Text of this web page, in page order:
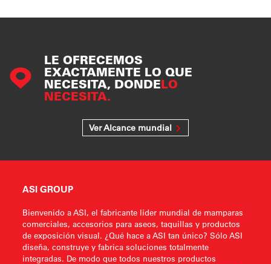
LE OFRECEMOS
EXACTAMENTE LO QUE
NECESITA, DONDELO
NECESITA.
Ver Alcance mundial
ASI GROUP
Bienvenido a ASI, el fabricante líder mundial de mamparas
comerciales, accesorios para aseos, taquillas y productos
de exposición visual. ¿Qué hace a ASI tan único? Sólo ASI
diseña, construye y fabrica soluciones totalmente
integradas. De modo que todos nuestros productos